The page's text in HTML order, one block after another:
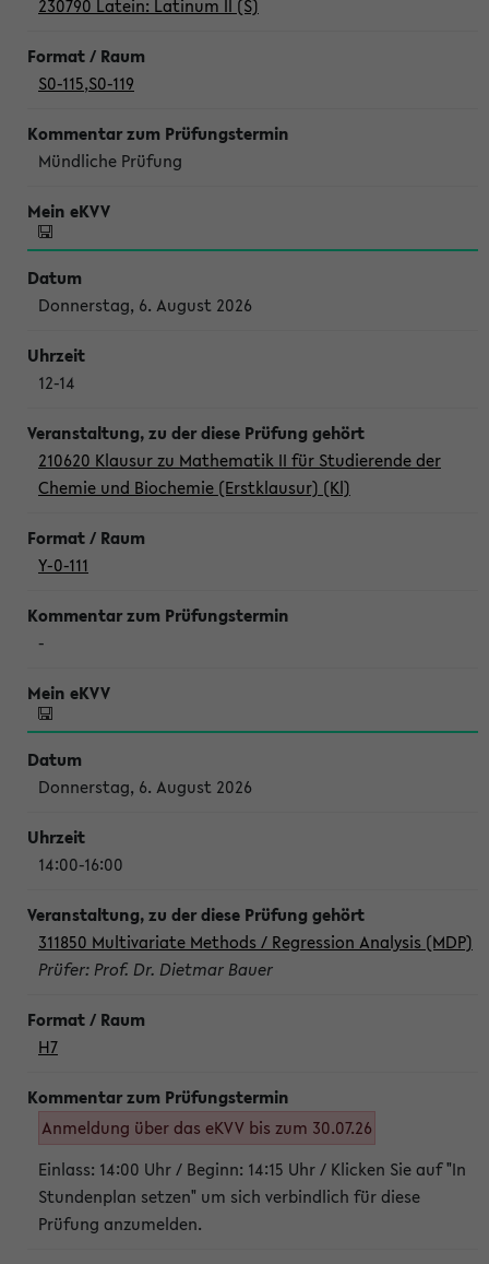
230790 Latein: Latinum II (S)
S0-115,S0-119
Mündliche Prüfung
Donnerstag, 6. August 2026
12-14
210620 Klausur zu Mathematik II für Studierende der
Chemie und Biochemie (Erstklausur) (Kl)
Y-0-111
-
Donnerstag, 6. August 2026
14:00-16:00
311850 Multivariate Methods / Regression Analysis (MDP)
Prüfer: Prof. Dr. Dietmar Bauer
H7
Anmeldung über das eKVV bis zum 30.07.26
Einlass: 14:00 Uhr / Beginn: 14:15 Uhr / Klicken Sie auf "In
Stundenplan setzen" um sich verbindlich für diese
Prüfung anzumelden.